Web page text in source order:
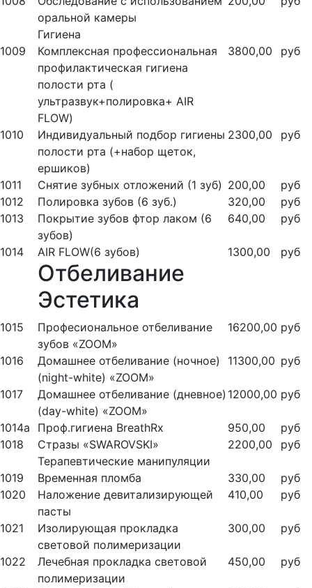
оральной камеры
Гигиена
1009
Комплексная профессиональная
профилактическая гигиена
полости рта (
ультразвук+полировка+ AIR
FLOW)
3800,00 руб
1010
Индивидуальный подбор гигиены
полости рта (+набор щеток,
ершиков)
2300,00 руб
1011 Снятие зубных отложений (1 зуб) 200,00
руб
1012
Полировка зубов (6 зуб.) 320,00
руб
1013
Покрытие зубов фтор лаком (6
зубов)
640,00 руб
1014 AIR FLOW(6 зубов) 1300,00 руб
Отбеливание
Эстетика
1015
Професиональное отбеливание
зубов «ZOOM»
16200,00 руб
1016
Домашнее отбеливание (ночное)
(night-white) «ZOOM»
11300,00 руб
1017
Домашнее отбеливание (дневное)
(day-white) «ZOOM»
12000,00 руб
1014а Проф.гигиена BreathRx 950,00
руб
1018
Стразы «SWAROVSKI» 2200,00
руб
Терапевтические манипуляции
1019
Временная пломба 330,00
руб
1020
Наложение девитализирующей
пасты
410,00 руб
1021
Изолирующая прокладка
световой полимеризации
300,00 руб
1022
Лечебная прокладка световой
полимеризации
450,00 руб